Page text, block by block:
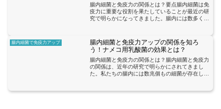
腸内細菌と免疫力の関係とは？要点腸内細菌は免
疫力に重要な役割を果たしていることが最近の研
究で明らかになってきました。腸内には数多くの
は、腸内細菌が重要な役...
腸内細菌で免疫力アップ
腸内細菌と免疫力アップの関係を知ろ
う！ナメコ用乳酸菌の効果とは？
腸内細菌と免疫力の関係とは？腸内細菌と免疫力
の関係は、近年の研究で明らかにされてきまし
た。私たちの腸内には数兆個もの細菌が存在し、
は、免疫細胞との相互作用...